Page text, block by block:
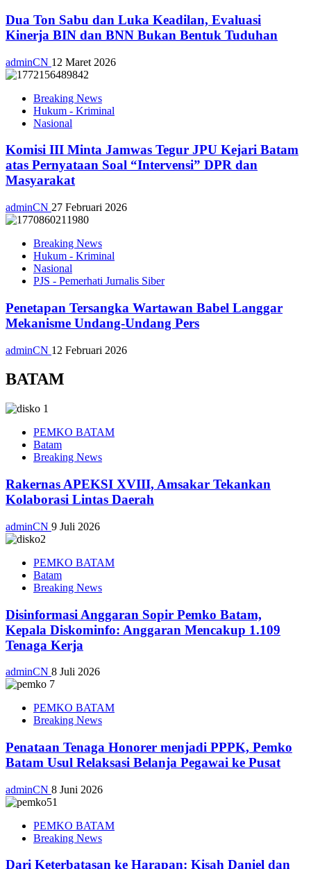
Dua Ton Sabu dan Luka Keadilan, Evaluasi
Kinerja BIN dan BNN Bukan Bentuk Tuduhan
adminCN 12 Maret 2026
Breaking News
Hukum - Kriminal
Nasional
Komisi III Minta Jamwas Tegur JPU Kejari Batam
atas Pernyataan Soal “Intervensi” DPR dan
Masyarakat
adminCN 27 Februari 2026
Breaking News
Hukum - Kriminal
Nasional
PJS - Pemerhati Jurnalis Siber
Penetapan Tersangka Wartawan Babel Langgar
Mekanisme Undang-Undang Pers
adminCN 12 Februari 2026
BATAM
PEMKO BATAM
Batam
Breaking News
Rakernas APEKSI XVIII, Amsakar Tekankan
Kolaborasi Lintas Daerah
adminCN 9 Juli 2026
PEMKO BATAM
Batam
Breaking News
Disinformasi Anggaran Sopir Pemko Batam,
Kepala Diskominfo: Anggaran Mencakup 1.109
Tenaga Kerja
adminCN 8 Juli 2026
PEMKO BATAM
Breaking News
Penataan Tenaga Honorer menjadi PPPK, Pemko
Batam Usul Relaksasi Belanja Pegawai ke Pusat
adminCN 8 Juni 2026
PEMKO BATAM
Breaking News
Dari Keterbatasan ke Harapan: Kisah Daniel dan